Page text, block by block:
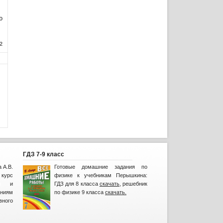
А.В.
и
ГДЗ 7-9 класс
Готовые домашние задания по
физике к учебникам Перышкина:
ГДЗ для 8 класса скачать, решебник
по физике 9 класса скачать.